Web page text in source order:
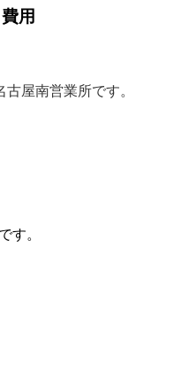
用
屋南営業所です。
す。